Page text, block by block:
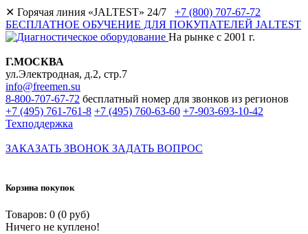
✕ Горячая линия «JALTEST» 24/7 +7 (800) 707-67-72
БЕСПЛАТНОЕ ОБУЧЕНИЕ ДЛЯ ПОКУПАТЕЛЕЙ JALTEST
На рынке с 2001 г.
Г.МОСКВА
ул.Электродная, д.2, стр.7
info@freemen.su
8-800-707-67-72 бесплатный номер для звонков из регионов
+7 (495) 761-761-8 +7 (495) 760-63-60 +7-903-693-10-42
Техподдержка
ЗАКАЗАТЬ ЗВОНОК ЗАДАТЬ ВОПРОС
Корзина покупок
Товаров: 0 (0 руб)
Ничего не куплено!